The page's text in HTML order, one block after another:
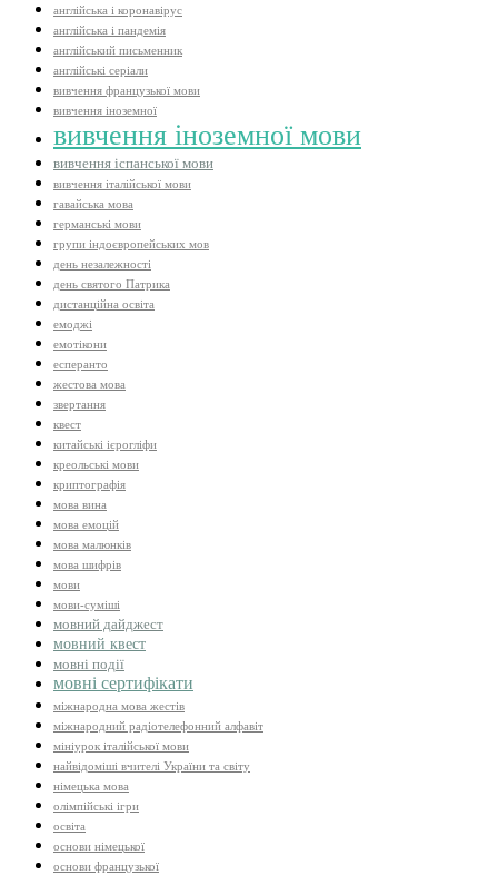
англійська і коронавірус
англійська і пандемія
англійський письменник
англійські серіали
вивчення французької мови
вивчення іноземної
вивчення іноземної мови
вивчення іспанської мови
вивчення італійської мови
гавайська мова
германські мови
групи індоєвропейських мов
день незалежності
день святого Патрика
дистанційна освіта
емоджі
емотікони
есперанто
жестова мова
звертання
квест
китайські ієрогліфи
креольські мови
криптографія
мова вина
мова емоцій
мова малюнків
мова шифрів
мови
мови-суміші
мовний дайджест
мовний квест
мовні події
мовні сертифікати
міжнародна мова жестів
міжнародний радіотелефонний алфавіт
мініурок італійської мови
найвідоміші вчителі України та світу
німецька мова
олімпійські ігри
освіта
основи німецької
основи французької